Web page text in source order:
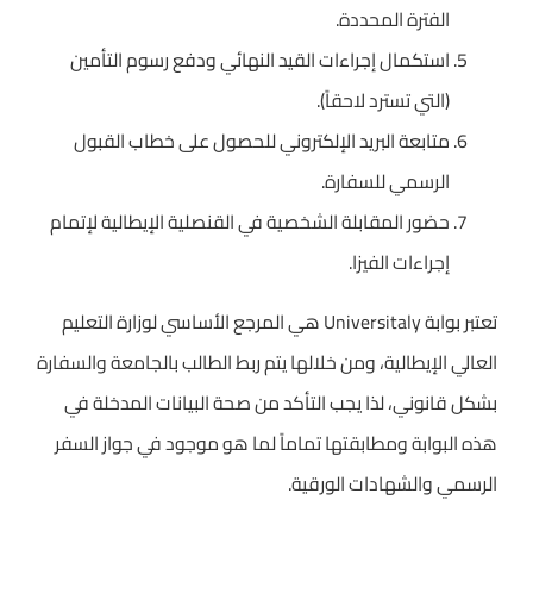
الفترة المحددة.
استكمال إجراءات القيد النهائي ودفع رسوم التأمين
(التي تسترد لاحقاً).
متابعة البريد الإلكتروني للحصول على خطاب القبول
الرسمي للسفارة.
حضور المقابلة الشخصية في القنصلية الإيطالية لإتمام
إجراءات الفيزا.
تعتبر بوابة Universitaly هي المرجع الأساسي لوزارة التعليم
العالي الإيطالية، ومن خلالها يتم ربط الطالب بالجامعة والسفارة
بشكل قانوني، لذا يجب التأكد من صحة البيانات المدخلة في
هذه البوابة ومطابقتها تماماً لما هو موجود في جواز السفر
الرسمي والشهادات الورقية.